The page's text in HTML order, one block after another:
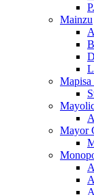
Mainzu
Mapisa
Mayor